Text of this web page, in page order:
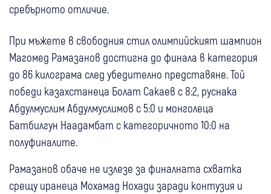
сребърното отличие.
При мъжете в свободния стил олимпийският шампион
Магомед Рамазанов достигна до финала в категория
до 86 килограма след убедително представяне. Той
победи казахстанеца Болат Сакаев с 8:2, руснака
Абдулмуслим Абдулмуслимов с 5:0 и монголеца
Батбилгун Наадамбат с категоричното 10:0 на
полуфиналите.
Рамазанов обаче не излезе за финалната схватка
срещу иранеца Мохамад Нохади заради контузия и